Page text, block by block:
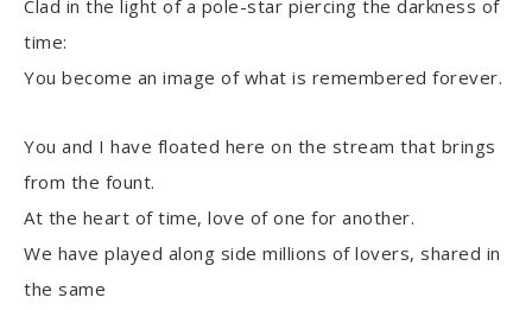
Clad in the light of a pole-star piercing the darkness of
time:
You become an image of what is remembered forever.
You and I have floated here on the stream that brings
from the fount.
At the heart of time, love of one for another.
We have played along side millions of lovers, shared in
the same